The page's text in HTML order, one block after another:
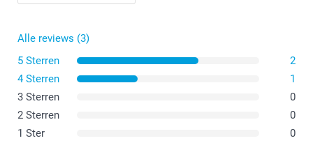
Alle reviews (3)
5 Sterren
2
4 Sterren
1
3 Sterren
0
2 Sterren
0
1 Ster
0